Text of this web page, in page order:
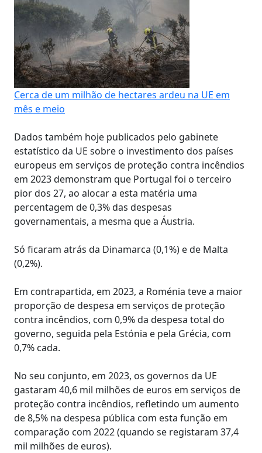
Cerca de um milhão de hectares ardeu na UE em
mês e meio
Dados também hoje publicados pelo gabinete
estatístico da UE sobre o investimento dos países
europeus em serviços de proteção contra incêndios
em 2023 demonstram que Portugal foi o terceiro
pior dos 27, ao alocar a esta matéria uma
percentagem de 0,3% das despesas
governamentais, a mesma que a Áustria.
Só ficaram atrás da Dinamarca (0,1%) e de Malta
(0,2%).
Em contrapartida, em 2023, a Roménia teve a maior
proporção de despesa em serviços de proteção
contra incêndios, com 0,9% da despesa total do
governo, seguida pela Estónia e pela Grécia, com
0,7% cada.
No seu conjunto, em 2023, os governos da UE
gastaram 40,6 mil milhões de euros em serviços de
proteção contra incêndios, refletindo um aumento
de 8,5% na despesa pública com esta função em
comparação com 2022 (quando se registaram 37,4
mil milhões de euros).